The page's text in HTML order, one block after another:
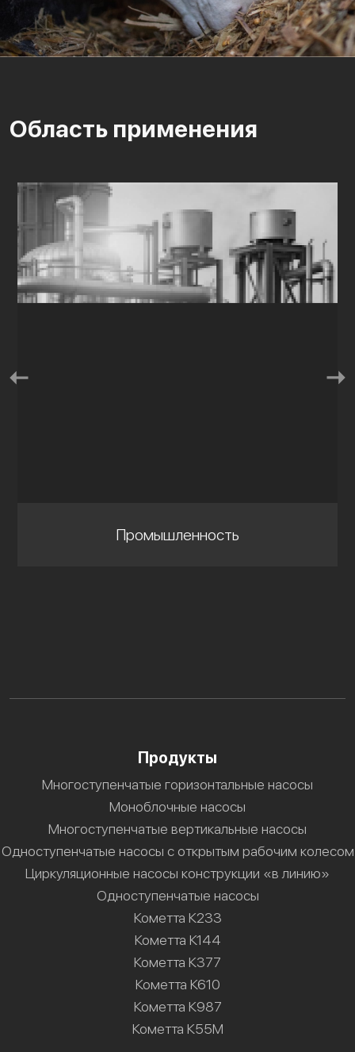
Область применения
Промышленность
Продукты
Многоступенчатые горизонтальные насосы
Моноблочные насосы
Многоступенчатые вертикальные насосы
Одноступенчатые насосы с открытым рабочим колесом
Циркуляционные насосы конструкции «в линию»
Одноступенчатые насосы
Кометта К233
Кометта К144
Кометта К377
Кометта К610
Кометта К987
Кометта К55М